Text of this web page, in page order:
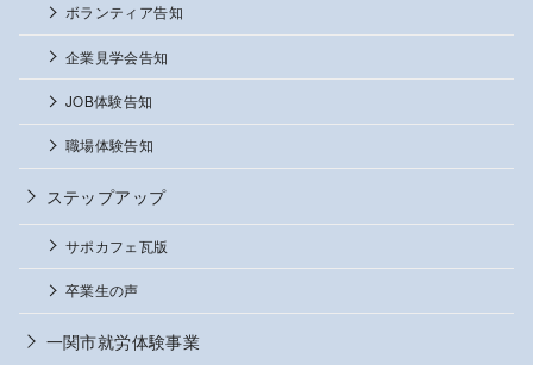
ボランティア告知
企業見学会告知
JOB体験告知
職場体験告知
ステップアップ
サポカフェ瓦版
卒業生の声
一関市就労体験事業